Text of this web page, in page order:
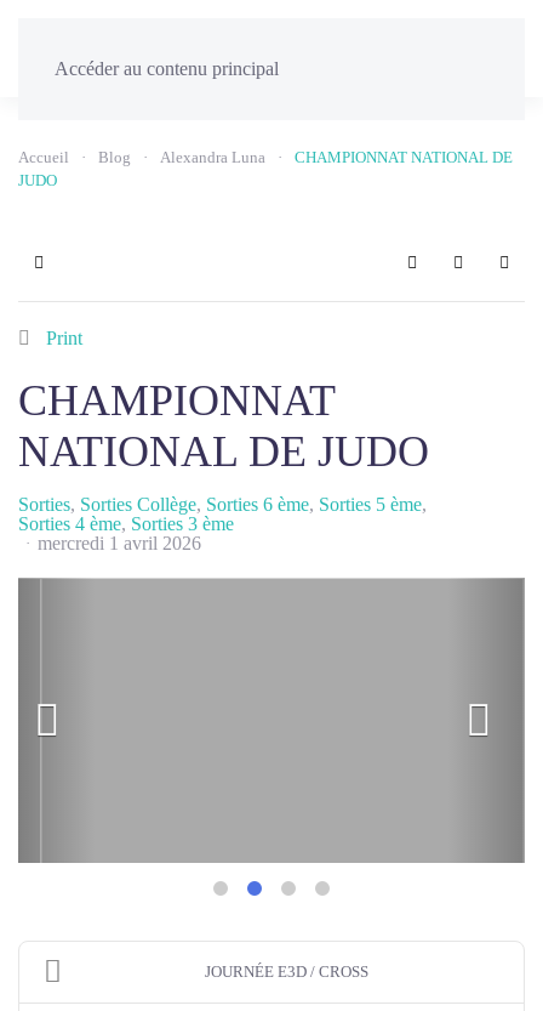
Accéder au contenu principal
Accueil Blog Alexandra Luna
CHAMPIONNAT NATIONAL DE
JUDO
Home SearchSign In
Print
CHAMPIONNAT
NATIONAL DE JUDO
Sorties Sorties Collège Sorties 6 ème Sorties 5 ème
Sorties 4 ème Sorties 3 ème
mercredi 1 avril 2026
JOURNÉE E3D / CROSS